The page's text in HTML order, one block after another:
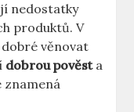
nedostatky
produktů. V
věnovat
dobrou pověsta
znamená